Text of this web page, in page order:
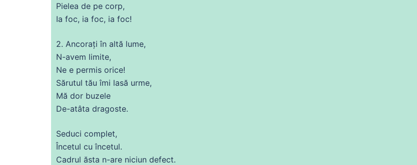
Pielea de pe corp,
Ia foc, ia foc, ia foc!
2. Ancorați în altă lume,
N-avem limite,
Ne e permis orice!
Sărutul tău îmi lasă urme,
Mă dor buzele
De-atâta dragoste.
Seduci complet,
Încetul cu încetul.
Cadrul ăsta n-are niciun defect.